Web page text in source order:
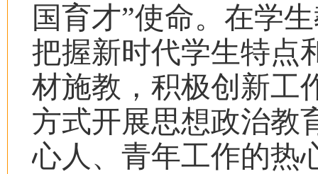
国育才”使命。在学
把握新时代学生特点
材施教，积极创新工
方式开展思想政治教
心人、青年工作的热